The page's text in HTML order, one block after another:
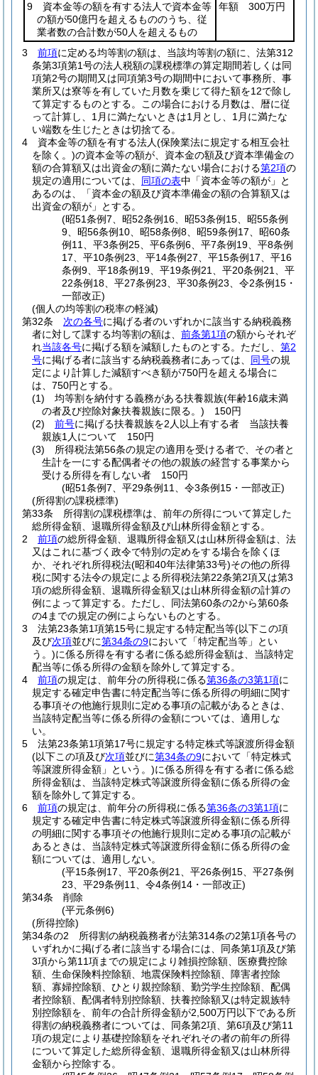
9 資本金等の額を有する法人で資本金等
の額が50億円を超えるもののうち、従
業者数の合計数が50人を超えるもの
年額 300万円
3 前項に定める均等割の額は、当該均等割の額に、法第312
条第3項第1号の法人税額の課税標準の算定期間若しくは同
項第2号の期間又は同項第3号の期間中において事務所、事
業所又は寮等を有していた月数を乗じて得た額を12で除し
て算定するものとする。
この場合における月数は、暦に従
って計算し、1月に満たないときは1月とし、1月に満たな
い端数を生じたときは切捨てる。
4
資本金等の額を有する法人(保険業法に規定する相互会社
を除く。)の資本金等の額が、資本金の額及び資本準備金の
額の合算額又は出資金の額に満たない場合における第2項の
規定の適用については、 同項の表中「資本金等の額が」と
あるのは、「資本金の額及び資本準備金の額の合算額又は
出資金の額が」とする。
(昭51条例7、昭52条例16、昭53条例15、昭55条例
9、昭56条例10、昭58条例8、昭59条例17、昭60条
例11、平3条例25、平6条例6、平7条例19、平8条例
17、平10条例23、平14条例27、平15条例17、平16
条例9、平18条例19、平19条例21、平20条例21、平
22条例18、平27条例23、平30条例23、令2条例15・
一部改正)
(個人の均等割の税率の軽減)
第32条
次の各号に掲げる者のいずれかに該当する納税義務
者に対して課する均等割の額は、 前条第1項の額からそれぞ
れ当該各号に掲げる額を減額したものとする。 ただし、 第2
号に掲げる者に該当する納税義務者にあっては、 同号の規
定により計算した減額すべき額が750円を超える場合に
は、750円とする。
(1)
均等割を納付する義務がある扶養親族(年齢16歳未満
の者及び控除対象扶養親族に限る。) 150円
(2)
前号に掲げる扶養親族を2人以上有する者 当該扶養
親族1人について 150円
(3)
所得税法第56条の規定の適用を受ける者で、その者と
生計を一にする配偶者その他の親族の経営する事業から
受ける所得を有しない者 150円
(昭51条例7、平29条例11、令3条例15・一部改正)
(所得割の課税標準)
第33条
所得割の課税標準は、前年の所得について算定した
総所得金額、退職所得金額及び山林所得金額とする。
2
前項の総所得金額、退職所得金額又は山林所得金額は、法
又はこれに基づく政令で特別の定めをする場合を除くほ
か、それぞれ所得税法(昭和40年法律第33号)その他の所得
税に関する法令の規定による所得税法第22条第2項又は第3
項の総所得金額、退職所得金額又は山林所得金額の計算の
例によって算定する。 ただし、同法第60条の2から第60条
の4までの規定の例によらないものとする。
3
法第23条第1項第15号に規定する特定配当等(以下この項
及び次項並びに第34条の9において「特定配当等」とい
う。)に係る所得を有する者に係る総所得金額は、当該特定
配当等に係る所得の金額を除外して算定する。
4
前項の規定は、前年分の所得税に係る第36条の3第1項に
規定する確定申告書に特定配当等に係る所得の明細に関す
る事項その他施行規則に定める事項の記載があるときは、
当該特定配当等に係る所得の金額については、適用しな
い。
5
法第23条第1項第17号に規定する特定株式等譲渡所得金額
(以下この項及び次項並びに第34条の9において「特定株式
等譲渡所得金額」という。)に係る所得を有する者に係る総
所得金額は、当該特定株式等譲渡所得金額に係る所得の金
額を除外して算定する。
6
前項の規定は、前年分の所得税に係る第36条の3第1項に
規定する確定申告書に特定株式等譲渡所得金額に係る所得
の明細に関する事項その他施行規則に定める事項の記載が
あるときは、当該特定株式等譲渡所得金額に係る所得の金
額については、適用しない。
(平15条例17、平20条例21、平26条例15、平27条例
23、平29条例11、令4条例14・一部改正)
第34条
削除
(平元条例6)
(所得控除)
第34条の2
所得割の納税義務者が法第314条の2第1項各号の
いずれかに掲げる者に該当する場合には、同条第1項及び第
3項から第11項までの規定により雑損控除額、医療費控除
額、生命保険料控除額、地震保険料控除額、障害者控除
額、寡婦控除額、ひとり親控除額、勤労学生控除額、配偶
者控除額、配偶者特別控除額、扶養控除額又は特定親族特
別控除額を、前年の合計所得金額が2,500万円以下である所
得割の納税義務者については、同条第2項、第6項及び第11
項の規定により基礎控除額をそれぞれその者の前年の所得
について算定した総所得金額、退職所得金額又は山林所得
金額から控除する。